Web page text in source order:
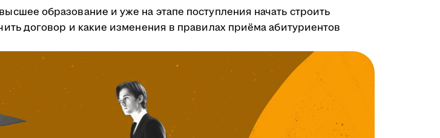
образование и уже на этапе поступления начать строить
договор и какие изменения в правилах приёма абитуриентов